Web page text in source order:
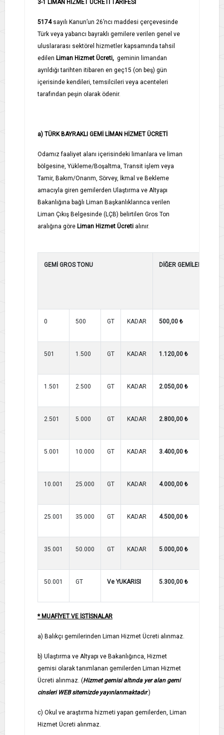
3-1 LİMAN HİZMET ÜCRETİ TARİFESİ
5174 sayılı Kanun’un 26’ncı maddesi çerçevesinde
Türk veya yabancı bayraklı gemilere verilen genel ve
uluslararası sektörel hizmetler kapsamında tahsil
edilen Liman Hizmet Ücreti, geminin limandan
ayrıldığı tarihten itibaren en geç15 (on beş) gün
içerisinde kendileri, temsilcileri veya acenteleri
tarafından peşin olarak ödenir.
a) TÜRK BAYRAKLI GEMİ LİMAN HİZMET ÜCRETİ
Odamız faaliyet alanı içerisindeki limanlara ve liman
bölgesine, Yükleme/Boşaltma, Transit işlem veya
Tamir, Bakım/Onarım, Sörvey, İkmal ve Bekleme
amacıyla giren gemilerden Ulaştırma ve Altyapı
Bakanlığına bağlı Liman Başkanlıklarınca verilen
Liman Çıkış Belgesinde (LÇB) belirtilen Gros Ton
aralığına göre Liman Hizmet Ücreti alınır.
GEMİ GROS TONU DİĞER GEMİLER
0 500 GT KADAR 500,00 ₺
501 1.500 GT KADAR 1.120,00 ₺
1.501 2.500 GT KADAR 2.050,00 ₺
2.501 5.000 GT KADAR 2.800,00 ₺
5.001 10.000 GT KADAR 3.400,00 ₺
10.001 25.000 GT KADAR 4.000,00 ₺
25.001 35.000 GT KADAR 4.500,00 ₺
35.001 50.000 GT KADAR 5.000,00 ₺
50.001 GT Ve YUKARISI 5.300,00 ₺
* MUAFİYET VE İSTİSNALAR
a) Balıkçı gemilerinden Liman Hizmet Ücreti alınmaz.
b) Ulaştırma ve Altyapı ve Bakanlığınca, Hizmet
gemisi olarak tanımlanan gemilerden Liman Hizmet
Ücreti alınmaz. (Hizmet gemisi altında yer alan gemi
cinsleri WEB sitemizde yayınlanmaktadır.)
c) Okul ve araştırma hizmeti yapan gemilerden, Liman
Hizmet Ücreti alınmaz.